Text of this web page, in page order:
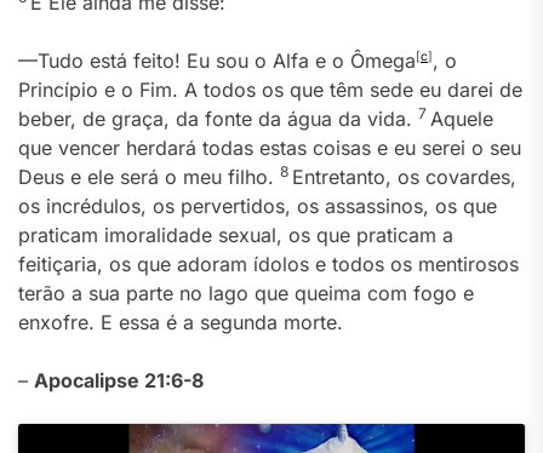
—Tudo está feito! Eu sou o Alfa e o Ômega[c], o
Princípio e o Fim. A todos os que têm sede eu darei de
beber, de graça, da fonte da água da vida. 7 Aquele
que vencer herdará todas estas coisas e eu serei o seu
Deus e ele será o meu filho. 8 Entretanto, os covardes,
os incrédulos, os pervertidos, os assassinos, os que
praticam imoralidade sexual, os que praticam a
feitiçaria, os que adoram ídolos e todos os mentirosos
terão a sua parte no lago que queima com fogo e
enxofre. E essa é a segunda morte.
– Apocalipse 21:6-8